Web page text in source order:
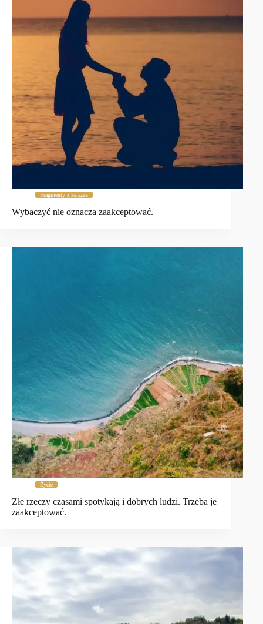
Fragmenty z książek
Wybaczyć nie oznacza zaakceptować.
Życie
Złe rzeczy czasami spotykają i dobrych ludzi. Trzeba je
zaakceptować.